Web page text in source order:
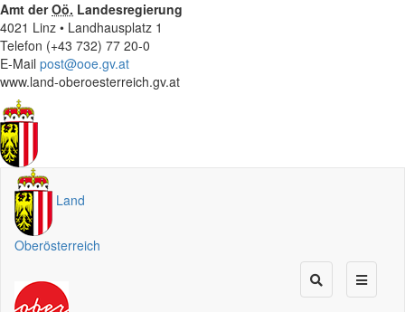
Amt derOö. Landesregierung
4021 Linz • Landhausplatz 1
Telefon (+43 732) 77 20-0
E-Mail post@ooe.gv.at
www.land-oberoesterreich.gv.at
Land
Oberösterreich